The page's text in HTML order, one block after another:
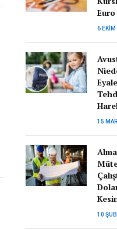
6
15
10